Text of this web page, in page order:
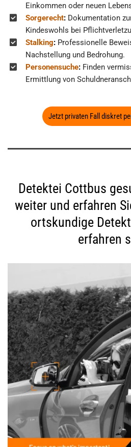
Einkommen oder neuen
Sorgerecht: Dokumentation
Kindeswohls bei
Stalking: Professionelle
Nachstellung und Bedrohung.
Personensuche: Finden
Ermittlung von
Jetzt privaten Fall diskret
Detektei Cottbus
weiter und erfahren
ortskundige
erfahren